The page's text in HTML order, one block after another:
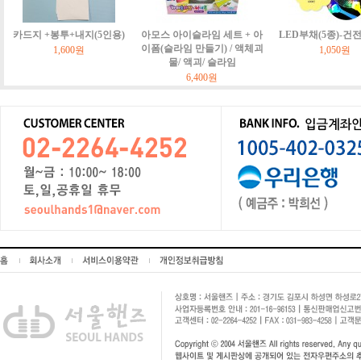
카드지 +봉투+내지(5인용)
1,600원
아모스 아이슬라임 세트 + 아
이폼(슬라임 만들기) / 액체괴
물/ 액괴/ 슬라임
6,400원
LED부채(5종)-건
1,050원